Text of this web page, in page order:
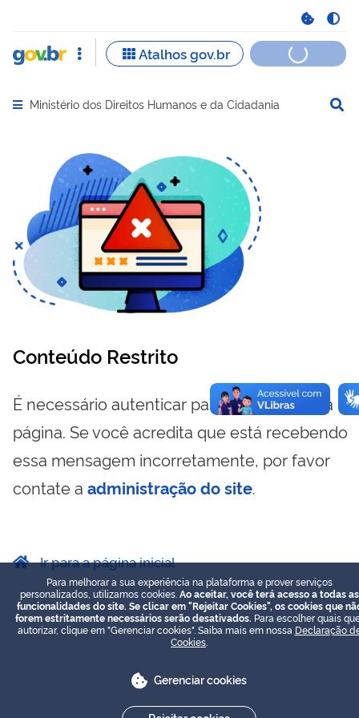
Abrir menu principal de navegação
Ministério dos Direitos Humanos e da Cidadania
Conteúdo Restrito
É necessário autenticar para visualizar essa
página. Se você acredita que está recebendo
essa mensagem incorretamente, por favor
contate a administração do site.
Ir para a página inicial
Para melhorar a sua experiência na plataforma e prover serviços
personalizados, utilizamos cookies. Ao aceitar, você terá acesso a todas as
funcionalidades do site. Se clicar em "Rejeitar Cookies", os cookies que
forem estritamente necessários serão desativados. Para escolher quais
autorizar, clique em "Gerenciar cookies". Saiba mais em nossa Declaração
Cookies
Gerenciar cookies